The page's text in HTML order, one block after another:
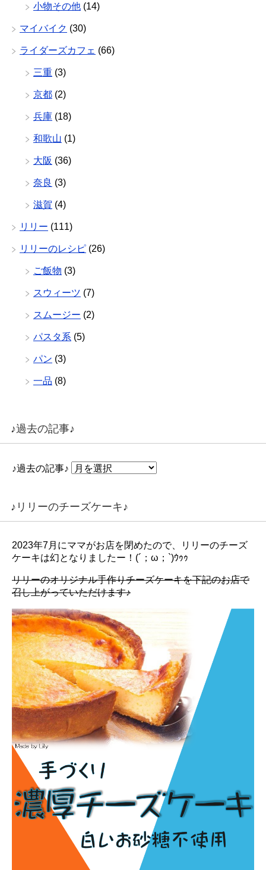
小物その他 (14)
マイバイク (30)
ライダーズカフェ (66)
三重 (3)
京都 (2)
兵庫 (18)
和歌山 (1)
大阪 (36)
奈良 (3)
滋賀 (4)
リリー (111)
リリーのレシピ (26)
ご飯物 (3)
スウィーツ (7)
スムージー (2)
パスタ系 (5)
パン (3)
一品 (8)
♪過去の記事♪
♪過去の記事♪
♪リリーのチーズケーキ♪
2023年7月にママがお店を閉めたので、リリーのチーズ
ケーキは幻となりましたー！(´；ω；`)ｳｩｩ
リリーのオリジナル手作りチーズケーキを下記のお店で
召し上がっていただけます♪